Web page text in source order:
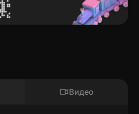
Видео